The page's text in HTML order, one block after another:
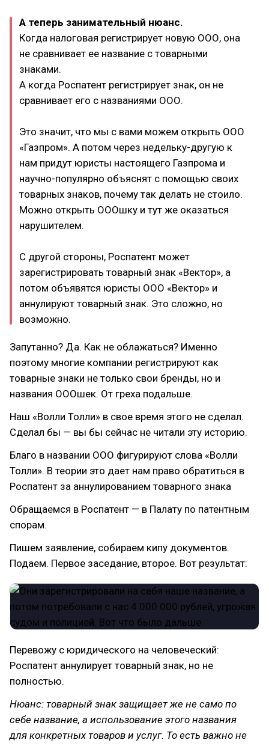
А теперь занимательный нюанс.
Когда налоговая регистрирует новую ООО, она
не сравнивает ее название с товарными
знаками.
А когда Роспатент регистрирует знак, он не
сравнивает его с названиями ООО.
Это значит, что мы с вами можем открыть ООО
«Газпром». А потом через недельку-другую к
нам придут юристы настоящего Газпрома и
научно-популярно объяснят с помощью своих
товарных знаков, почему так делать не стоило.
Можно открыть ОООшку и тут же оказаться
нарушителем.
С другой стороны, Роспатент может
зарегистрировать товарный знак «Вектор», а
потом объявятся юристы ООО «Вектор» и
аннулируют товарный знак. Это сложно, но
возможно.
Запутанно? Да. Как не облажаться? Именно
поэтому многие компании регистрируют как
товарные знаки не только свои бренды, но и
названия ОООшек. От греха подальше.
Наш «Волли Толли» в свое время этого не сделал.
Сделал бы — вы бы сейчас не читали эту историю.
Благо в названии ООО фигурируют слова «Волли
Толли». В теории это дает нам право обратиться в
Роспатент за аннулированием товарного знака
Обращаемся в Роспатент — в Палату по патентным
спорам.
Пишем заявление, собираем кипу документов.
Подаем. Первое заседание, второе. Вот результат:
Перевожу с юридического на человеческий:
Роспатент аннулирует товарный знак, но не
полностью.
Нюанс: товарный знак защищает же не само по
себе название, а использование этого названия
для конкретных товаров и услуг. То есть важно не